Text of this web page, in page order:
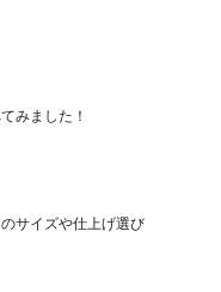
みました！
サイズや仕上げ選び